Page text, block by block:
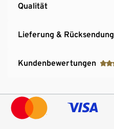
Qualität
Lieferung & Rücksendung
Kundenbewertungen